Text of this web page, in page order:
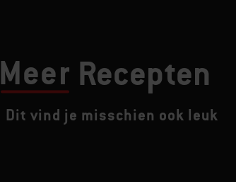
Meer Recepten
Dit vind je misschien ook leuk